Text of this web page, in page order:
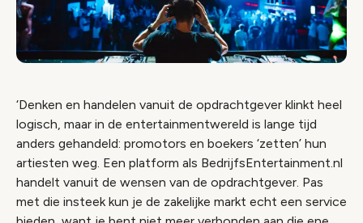
‘Denken en handelen vanuit de opdrachtgever klinkt heel
logisch, maar in de entertainmentwereld is lange tijd
anders gehandeld: promotors en boekers ‘zetten’ hun
artiesten weg. Een platform als BedrijfsEntertainment.nl
handelt vanuit de wensen van de opdrachtgever. Pas
met die insteek kun je de zakelijke markt echt een service